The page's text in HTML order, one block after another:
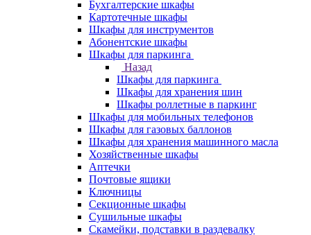
Бухгалтерские шкафы
Картотечные шкафы
Шкафы для инструментов
Абонентские шкафы
Шкафы для паркинга
Назад
Шкафы для паркинга
Шкафы для хранения шин
Шкафы роллетные в паркинг
Шкафы для мобильных телефонов
Шкафы для газовых баллонов
Шкафы для хранения машинного масла
Хозяйственные шкафы
Аптечки
Почтовые ящики
Ключницы
Секционные шкафы
Сушильные шкафы
Скамейки, подставки в раздевалку